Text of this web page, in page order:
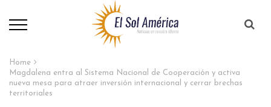
Home
Magdalena entra al Sistema Nacional de Cooperación y activa
nueva mesa para atraer inversión internacional y cerrar brechas
territoriales